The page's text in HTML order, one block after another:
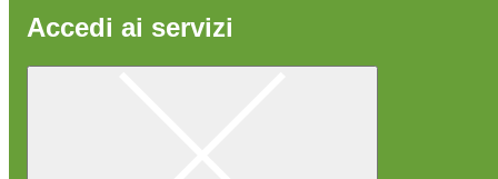
Accedi ai servizi